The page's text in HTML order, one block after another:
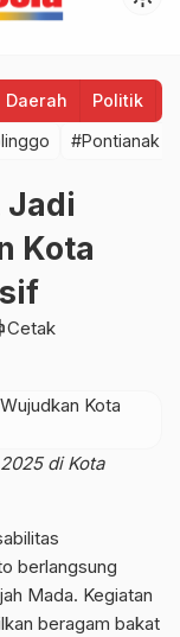
Daerah Politik
#Pontianak
Jadi
Kota
Cetak
di Kota
berlangsung
Mada. Kegiatan
beragam bakat